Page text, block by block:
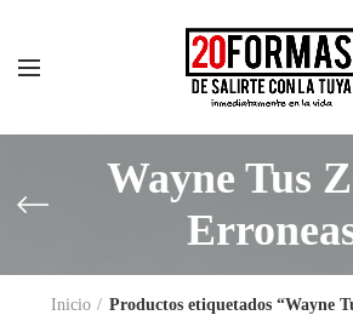
Wayne Tus
Inicio Productos etiquetados “Wayne